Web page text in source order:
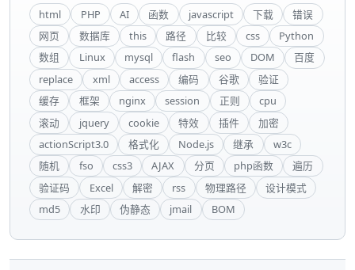
html PHP AI 函数 javascript 下载
错误
网页
数据库 this 路径 比较 css
Python
数组
Linux mysql flash seo DOM
百度
replace
xml access 编码 谷歌
验证
缓存
框架 nginx session 正则
cpu
滚动
jquery cookie 特效 插件
加密
actionScript3.0
格式化 Node.js 继承
w3c
随机
fso css3 AJAX 分页 php函数
遍历
验证码
Excel 解密 rss 物理路径
设计模式
md5
水印 伪静态 jmail BOM